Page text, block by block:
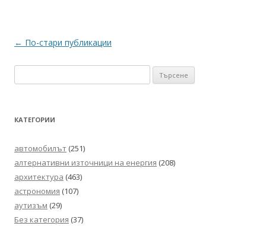
Навигация
← По-стари публикации
за:
КАТЕГОРИИ
автомобилът (251)
алтернативни източници на енергия (208)
архитектура (463)
астрономия (107)
аутизъм (29)
Без категория (37)